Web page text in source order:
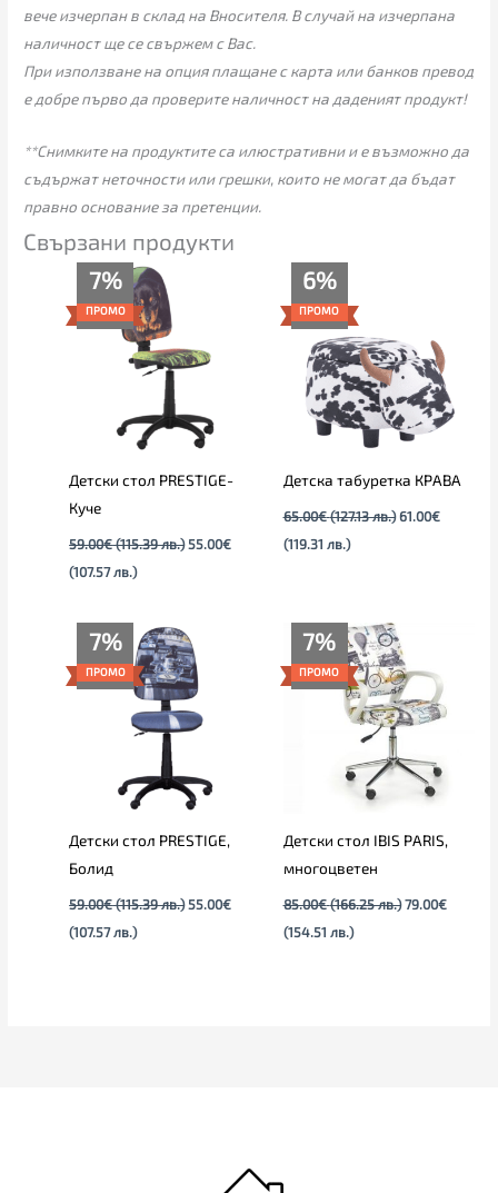
вече изчерпан в склад на Вносителя. В случай на изчерпана
наличност ще се свържем с Вас.
При използване на опция плащане с карта или банков превод
е добре първо да проверите наличност на даденият продукт!
**Снимките на продуктите са илюстративни и е възможно да
съдържат неточности или грешки, които не могат да бъдат
правно основание за претенции.
Свързани продукти
7%
ПРОМО
Детски стол PRESTIGE-
Куче
59.00€ (115.39 лв.)
лв.).
55.00€
(107.57 лв.)
Текущата
цена
е:
55.00€
(107.57
лв.).
6%
ПРОМО
Детска табуретка КРАВА
65.00€ (127.13 лв.)
(127.13
лв.).
61.00€
(119.31 лв.)
е:
61.00€
(119.31
лв.).
7%
ПРОМО
Детски стол PRESTIGE,
Болид
59.00€ (115.39 лв.)
price
was:
59.00€
(115.39
лв.).
55.00€
(107.57 лв.)
Текущата
цена
е:
55.00€
(107.57
лв.).
7%
ПРОМО
Детски стол IBIS PARIS,
многоцветен
85.00€ (166.25 лв.)
price
was:
85.00€
(166.25
лв.).
79.00€
(154.51 лв.)
Текущата
цена
е:
79.00€
(154.51
лв.).